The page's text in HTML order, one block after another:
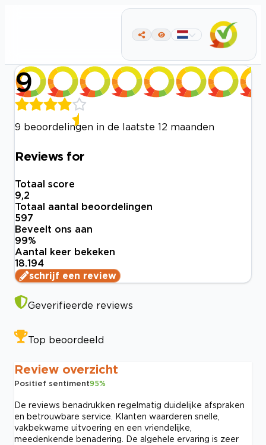
9
9 beoordelingen in de laatste 12 maanden
Reviews for
Totaal score
9,2
Totaal aantal beoordelingen
597
Beveelt ons aan
99%
Aantal keer bekeken
18.194
schrijf een review
Geverifieerde reviews
Top beoordeeld
Review overzicht
Positief sentiment95%
De reviews benadrukken regelmatig duidelijke afspraken
en betrouwbare service. Klanten waarderen snelle,
vakbekwame uitvoering en een vriendelijke,
meedenkende benadering. De algehele ervaring is zeer